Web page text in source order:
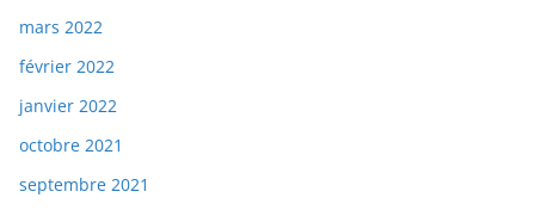
mars 2022
février 2022
janvier 2022
octobre 2021
septembre 2021